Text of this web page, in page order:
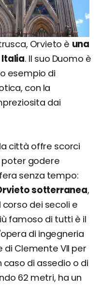
Orvieto è una
. Il suo Duomo è
esempio di
con la
dai
città offre scorci
godere
senza tempo:
sotterranea,
dei secoli e
famoso di tutti è il
di ingegneria
di Clemente VII per
di assedio o di
62 metri, ha un